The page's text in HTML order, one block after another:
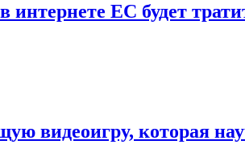
ЕС будет
видеоигру, которая